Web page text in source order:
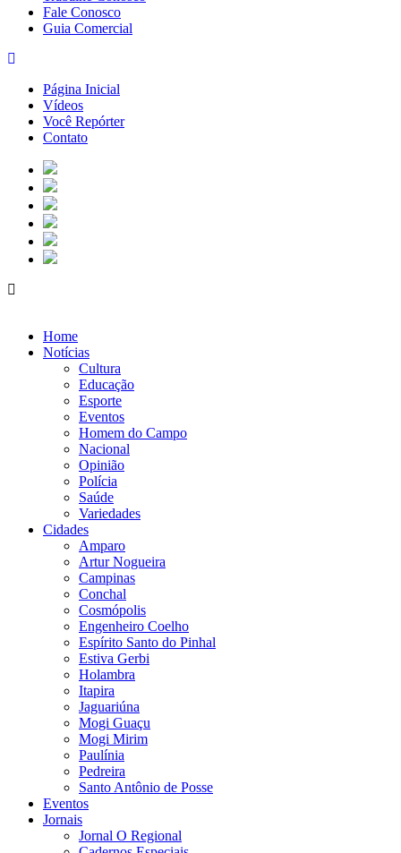
Fale Conosco
Guia Comercial
Página Inicial
Vídeos
Você Repórter
Contato
Home
Notícias
Cultura
Educação
Esporte
Eventos
Homem do Campo
Nacional
Opinião
Polícia
Saúde
Variedades
Cidades
Amparo
Artur Nogueira
Campinas
Conchal
Cosmópolis
Engenheiro Coelho
Espírito Santo do Pinhal
Estiva Gerbi
Holambra
Itapira
Jaguariúna
Mogi Guaçu
Mogi Mirim
Paulínia
Pedreira
Santo Antônio de Posse
Eventos
Jornais
Jornal O Regional